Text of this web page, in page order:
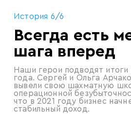
История 6/6
Всегда есть
шага вперед
Наши герои подводят
года. Сергей и Ольга
вывели свою шахматную
операционной
что в 2021 году бизнес
стабильный доход.